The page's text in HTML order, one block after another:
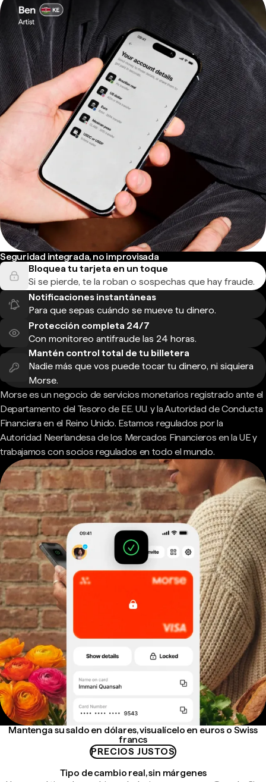
Seguridad integrada, no improvisada
Bloquea tu tarjeta en un toque
Si se pierde, te la roban o sospechas que hay fraude.
Notificaciones instantáneas
Para que sepas cuándo se mueve tu dinero.
Protección completa 24/7
Con monitoreo antifraude las 24 horas.
Mantén control total de tu billetera
Nadie más que vos puede tocar tu dinero, ni siquiera
Morse.
Morse es un negocio de servicios monetarios registrado ante el
Departamento del Tesoro de EE. UU. y la Autoridad de Conducta
Financiera en el Reino Unido. Estamos regulados por la
Autoridad Neerlandesa de los Mercados Financieros en la UE y
trabajamos con socios regulados en todo el mundo.
Mantenga su saldo en dólares, visualícelo en euros o Swiss
francs
PRECIOS JUSTOS
Tipo de cambio real, sin márgenes